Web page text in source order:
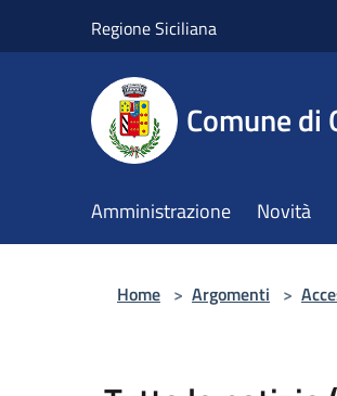
Regione Siciliana
Comune di
Amministrazione Novità
Home > Argomenti >